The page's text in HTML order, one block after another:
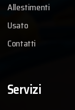
Allestimenti
Usato
Contatti
Servizi